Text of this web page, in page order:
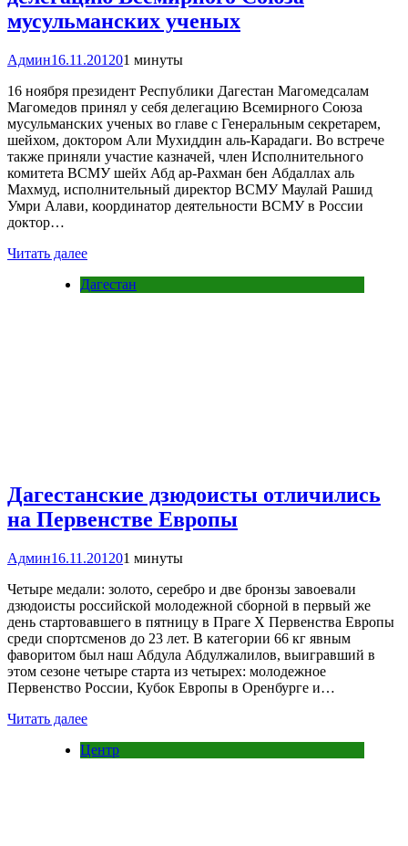
мусульманских ученых
Админ16.11.201201 минуты
16 ноября президент Республики Дагестан Магомедсалам
Магомедов принял у себя делегацию Всемирного Союза
мусульманских ученых во главе с Генеральным секретарем,
шейхом, доктором Али Мухиддин аль-Карадаги. Во встрече
также приняли участие казначей, член Исполнительного
комитета ВСМУ шейх Абд ар-Рахман бен Абдаллах аль
Махмуд, исполнительный директор ВСМУ Маулай Рашид
Умри Алави, координатор деятельности ВСМУ в России
доктор…
Читать далее
Дагестан
Дагестанские дзюдоисты отличились
на Первенстве Европы
Админ16.11.201201 минуты
Четыре медали: золото, серебро и две бронзы завоевали
дзюдоисты российской молодежной сборной в первый же
день стартовавшего в пятницу в Праге Х Первенства Европы
среди спортсменов до 23 лет. В категории 66 кг явным
фаворитом был наш Абдула Абдулжалилов, выигравший в
этом сезоне четыре старта из четырех: молодежное
Первенство России, Кубок Европы в Оренбурге и…
Читать далее
Центр